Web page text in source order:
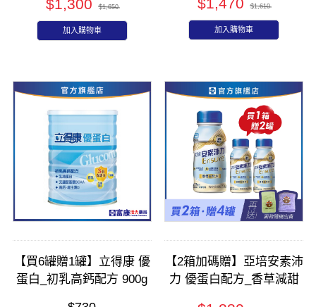
$1,300 $1,650
加入購物車
$1,610
加入購物車
【買6罐贈1罐】立得康 優
蛋白_初乳高鈣配方 900g
【2箱加碼贈】亞培安素沛
力 優蛋白配方_香草減甜